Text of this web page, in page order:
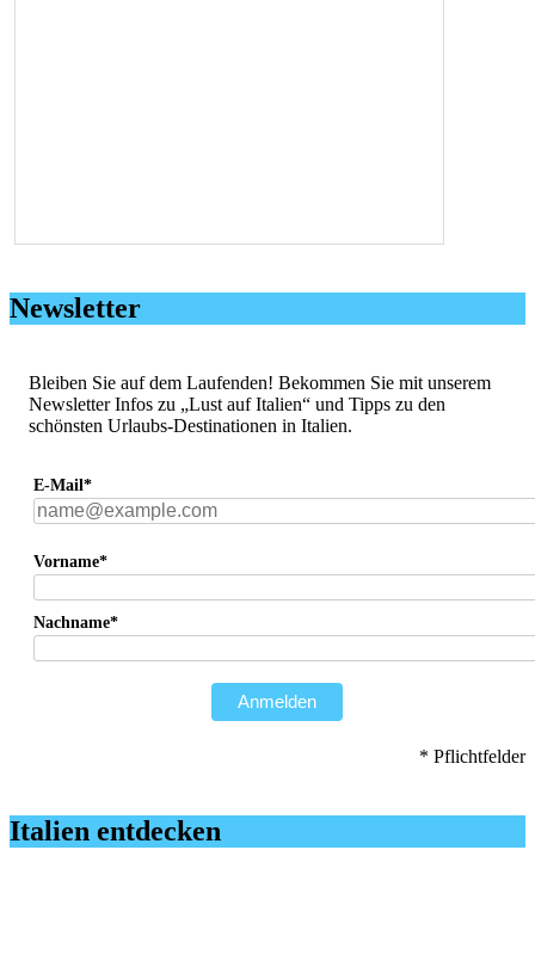
Newsletter
Bleiben Sie auf dem Laufenden! Bekommen Sie mit unserem
Newsletter Infos zu „Lust auf Italien“ und Tipps zu den
schönsten Urlaubs-Destinationen in Italien.
E-Mail*
Vorname*
Nachname*
Anmelden
* Pflichtfelder
Italien entdecken